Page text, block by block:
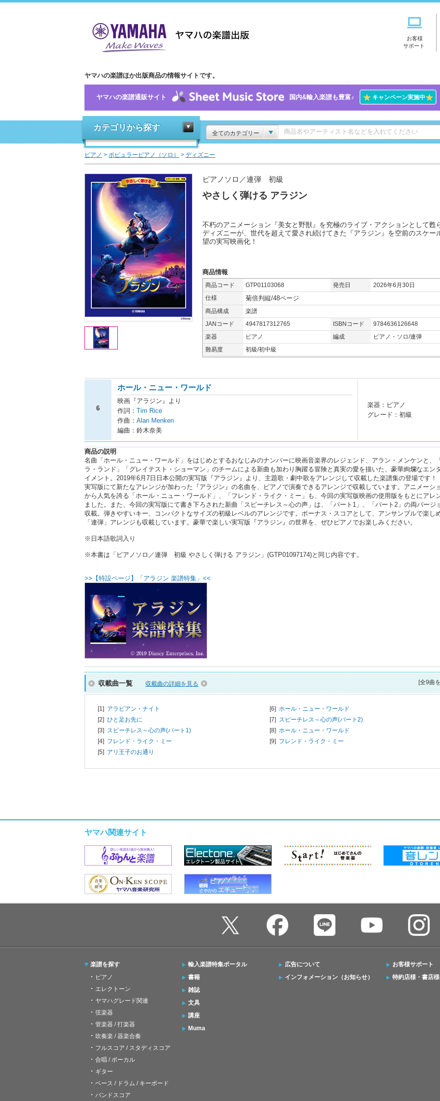
お客様
サポート
ヤマハの楽譜ほか出版商品の情報サイトです。
ヤマハの楽譜通販サイト 国内&輸入楽譜も豊富♪ ★キャンペーン実施中★
カテゴリから探す
全てのカテゴリー
ピアノ > ポピュラーピアノ（ソロ） > ディズニー
ピアノソロ／連弾 初級
やさしく弾ける アラジン
不朽のアニメーション『美女と野獣』を究極のライブ・アクションとして甦
ディズニーが、世代を超えて愛され続けてきた『アラジン』を空前のスケー
望の実写映画化！
商品情報
商品コード GTP01103068 発売日
2026年6月30日
仕様
菊倍判縦/48ページ
商品構成
楽譜
JANコード
4947817312765 ISBNコード
9784636126648
楽器
ピアノ 編成
ピアノ・ソロ/連弾
難易度
初級/初中級
6
ホール・ニュー・ワールド
映画『アラジン』より
作詞： Tim Rice
作曲： Alan Menken
編曲：鈴木奈美
楽器：ピアノ
グレード：初級
商品の説明
名曲「ホール・ニュー・ワールド」をはじめとするおなじみのナンバーに映画音楽界のレジェンド、アラン・メンケンと、
ラ・ランド」「グレイテスト・ショーマン」のチームによる新曲も加わり胸躍る冒険と真実の愛を描いた、豪華絢爛なエン
イメント。2019年6月7日日本公開の実写版『アラジン』より、主題歌・劇中歌をアレンジして収載した楽譜集の登場です！
実写版にて新たなアレンジが加わった『アラジン』の名曲を、ピアノで演奏できるアレンジで収載しています。アニメーシ
から人気を誇る「ホール・ニュー・ワールド」、「フレンド・ライク・ミー」も、今回の実写版映画の使用版をもとにアレ
ました。また、今回の実写版にて書き下ろされた新曲「スピーチレス～心の声」は、「パート1」、「パート2」の両バージ
収載。弾きやすいキー、コンパクトなサイズの初級レベルのアレンジです。ボーナス・スコアとして、アンサンブルで楽し
「連弾」アレンジも収載しています。豪華で楽しい実写版『アラジン』の世界を、ぜひピアノでお楽しみください。
※日本語歌詞入り
※本書は「ピアノソロ／連弾 初級 やさしく弾ける アラジン」(GTP01097174)と同じ内容です。
>>【特設ページ】「アラジン 楽譜特集」<<
収載曲一覧 収載曲の詳細を見る [全9曲
[1] アラビアン・ナイト
[2] ひと足お先に
[3] スピーチレス～心の声(パート1)
[4] フレンド・ライク・ミー
[5] アリ王子のお通り
[6] ホール・ニュー・ワールド
[7] スピーチレス～心の声(パート2)
[8] ホール・ニュー・ワールド
[9] フレンド・ライク・ミー
ヤマハ関連サイト
楽譜を探す
ピアノ
エレクトーン
ヤマハグレード関連
弦楽器
管楽器 / 打楽器
吹奏楽 / 器楽合奏
フルスコア / スタディスコア
合唱 / ボーカル
ギター
ベース / ドラム / キーボード
バンドスコア
輸入楽譜特集ポータル
書籍
雑誌
文具
講座
Muma
広告について
インフォメーション（お知らせ）
お客様サポート
特約店様・書店